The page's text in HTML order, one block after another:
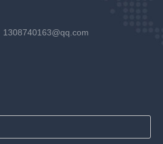
1308740163@qq.com